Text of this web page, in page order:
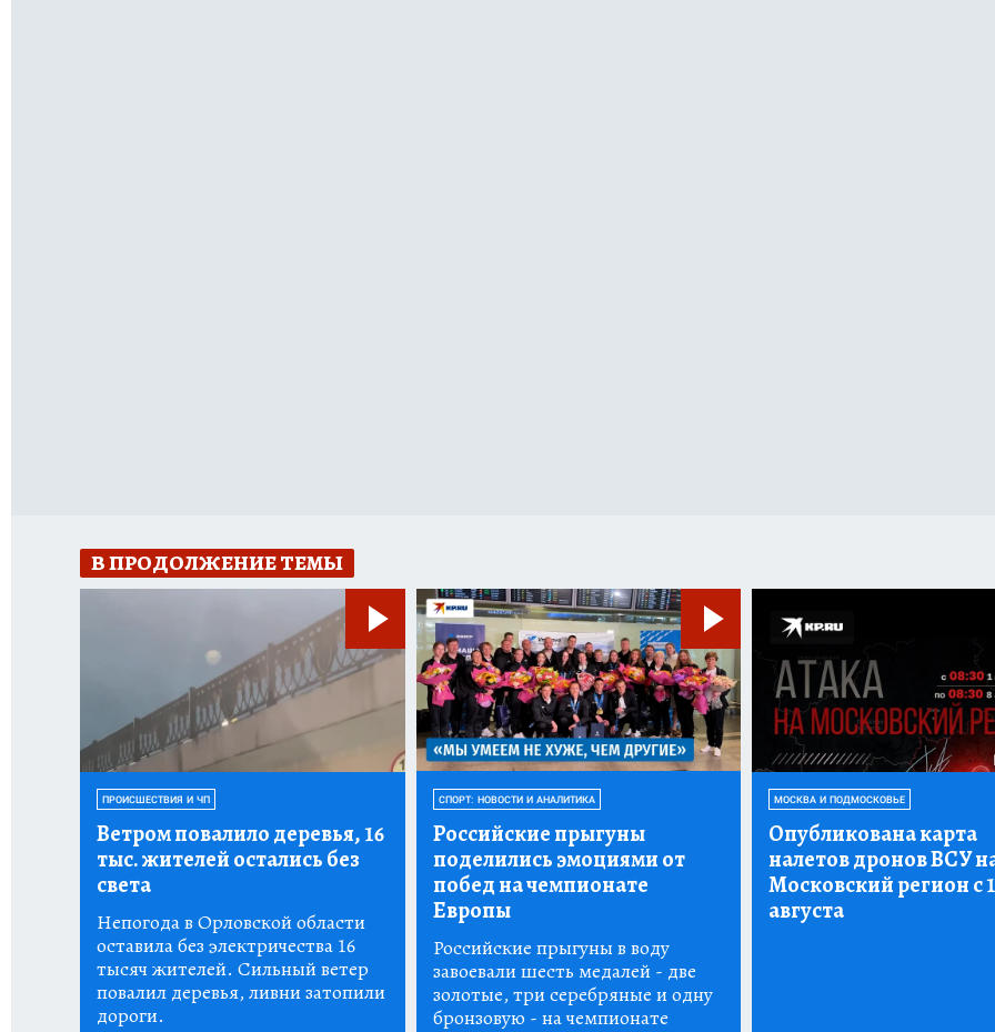
В ПРОДОЛЖЕНИЕ ТЕМЫ
ПРОИСШЕСТВИЯ И ЧП
Ветром повалило деревья, 16
тыс.жителей остались без
света
Непогода в Орловской области
оставила без электричества 16
тысяч жителей. Сильный ветер
повалил деревья, ливни затопили
дороги.
СПОРТ: НОВОСТИ И АНАЛИТИКА
Российские прыгуны
поделились эмоциями от
побед на чемпионате
Европы
Российские прыгуны в воду
завоевали шесть медалей - две
золотые, три серебряные и одну
бронзовую - на чемпионате
МОСКВА И ПОДМОСКОВЬЕ
Опубликована карта
налетов дронов ВСУ
Московский регион с
августа